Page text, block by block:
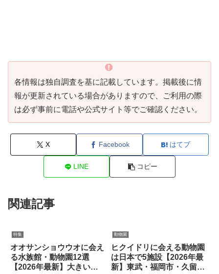
各情報は独自調査を基に記載しています。掲載後に情
報が更新されている場合がありますので、ご利用の際
は必ず事前に電話や公式サイト等でご確認ください。
X Facebook はてブ
LINE コピー
関連記事
特集
オオサンショウウオに会え
る水族館・動物園12選
【2026年最新】大きい個
動物園
ヒクイドリに会える動物園
は日本で5施設【2026年最
新】東武・福岡市・久留